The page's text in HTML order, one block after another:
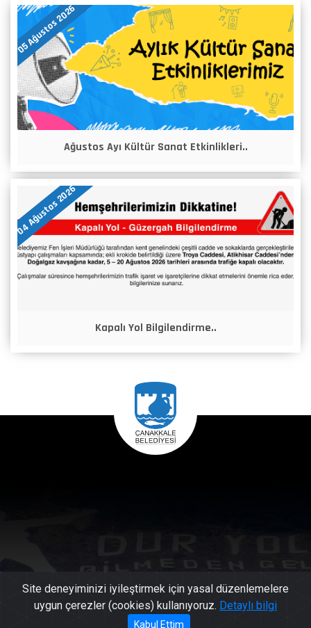
05 Ağustos 2026
Ağustos Ayı Kültür Sanat Etkinlikleri..
04 Ağustos 2026
Kapalı Yol Bilgilendirme..
Site deneyiminizi iyileştirmek için yasal düzenlemelere
uygun çerezler (cookies) kullanıyoruz. Detaylı bilgi
Kabul Ettim